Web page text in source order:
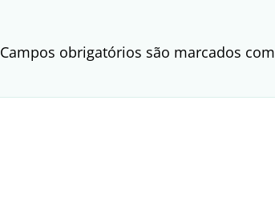
Campos obrigatórios são marcados com